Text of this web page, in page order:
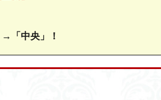
「中央」！